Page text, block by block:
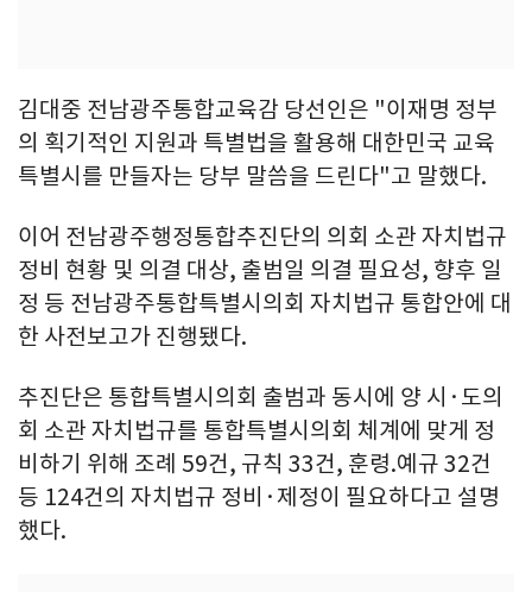
김대중 전남광주통합교육감 당선인은 "이재명 정부
의 획기적인 지원과 특별법을 활용해 대한민국 교육
특별시를 만들자는 당부 말씀을 드린다"고 말했다.
이어 전남광주행정통합추진단의 의회 소관 자치법규
정비 현황 및 의결 대상, 출범일 의결 필요성, 향후 일
정 등 전남광주통합특별시의회 자치법규 통합안에 대
한 사전보고가 진행됐다.
추진단은 통합특별시의회 출범과 동시에 양 시·도의
회 소관 자치법규를 통합특별시의회 체계에 맞게 정
비하기 위해 조례 59건, 규칙 33건, 훈령.예규 32건
등 124건의 자치법규 정비·제정이 필요하다고 설명
했다.